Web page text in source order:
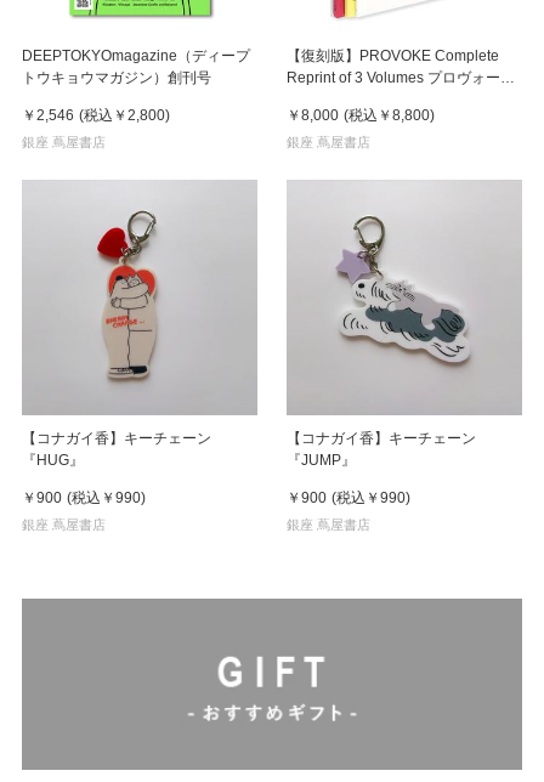
DEEPTOKYOmagazine（ディープ
トウキョウマガジン）創刊号
￥2,546 (税込 ￥2,800)
銀座 蔦屋書店
【復刻版】PROVOKE Complete
Reprint of 3 Volumes プロヴォーク
￥8,000 (税込 ￥8,800)
銀座 蔦屋書店
【コナガイ香】キーチェーン
『HUG』
￥900 (税込 ￥990)
銀座 蔦屋書店
【コナガイ香】キーチェーン
『JUMP』
￥900 (税込 ￥990)
銀座 蔦屋書店